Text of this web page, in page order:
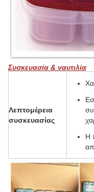
Συσκευασία & ναυτιλία
Λεπτομέρεια
συσκευασίας
Η